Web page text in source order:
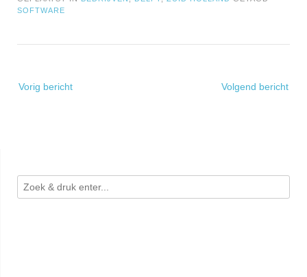
SOFTWARE
navigatie
Vorig bericht Volgend bericht